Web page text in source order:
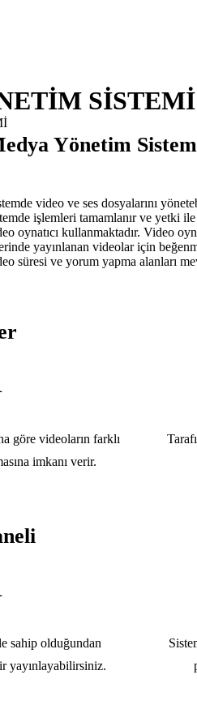
SİSTEMİ
Yönetim
video ve ses dosyalarını
işlemleri tamamlanır ve yetki
oynatıcı kullanmaktadır. Video
yayınlanan videolar için
süresi ve yorum yapma alanları
göre videoların farklı
imkanı verir.
sahip olduğundan
yayınlayabilirsiniz.